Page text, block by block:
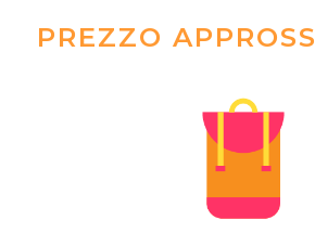
PREZZO